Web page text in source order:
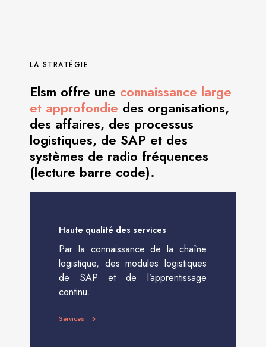
LA STRATÉGIE
Elsm offre une connaissance large
et approfondie des organisations,
des affaires, des processus
logistiques, de SAP et des
systèmes de radio fréquences
(lecture barre code).
Haute qualité des services
Par la connaissance de la chaîne
logistique, des modules logistiques
de SAP et de l’apprentissage
continu.
Services